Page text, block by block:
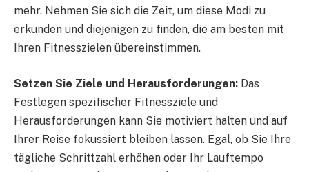
mehr. Nehmen Sie sich die Zeit, um diese Modi zu
erkunden und diejenigen zu finden, die am besten mit
Ihren Fitnesszielen übereinstimmen.
Setzen Sie Ziele und Herausforderungen: Das
Festlegen spezifischer Fitnessziele und
Herausforderungen kann Sie motiviert halten und auf
Ihrer Reise fokussiert bleiben lassen. Egal, ob Sie Ihre
tägliche Schrittzahl erhöhen oder Ihr Lauftempo